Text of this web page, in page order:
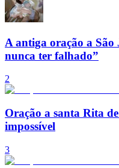
A antiga oração a São
nunca ter falhado”
2
Oração a santa Rita
impossível
3